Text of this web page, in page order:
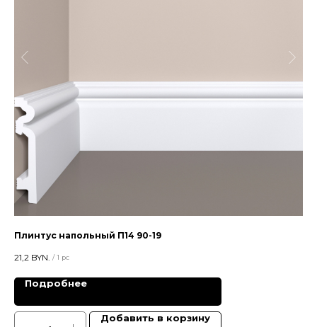
Плинтус напольный П14 90-19
21,2 BYN. / 1 pc
Подробнее
Добавить в корзину